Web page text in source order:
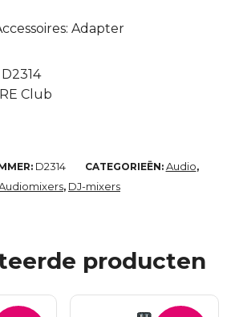
Adapter
Club
D2314 CATEGORIEËN: Audio,
, DJ-mixers
producten